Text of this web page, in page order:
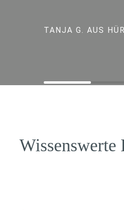
TANJA G. AUS
Wissenswerte